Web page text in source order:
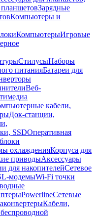
Зарядные
Компьютеры и
КомпьютерыИгровые
СтилусыНаборы
питанияБатареи для
Веб-
кабели,
Док-станции,
SSDОперативная
охлажденияКорпуса для
приводыАксессуары
для накопителейСетевое
модемыWi-Fi точки
PowerlineСетевые
Кабели,